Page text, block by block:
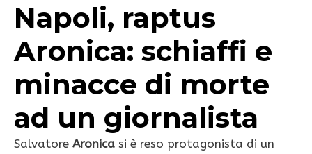
Napoli, raptus
Aronica: schiaffi e
minacce di morte
ad un giornalista
Salvatore Aronica si è reso protagonista di un